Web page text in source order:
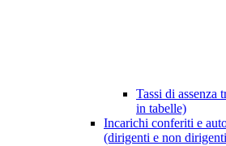
Tassi di assenza
in tabelle)
Incarichi conferiti e
(dirigenti e non